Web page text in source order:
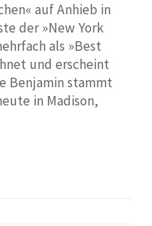
auf Anhieb in
der »New York
als »Best
und erscheint
Benjamin stammt
in Madison,